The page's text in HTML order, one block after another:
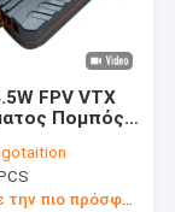
FPV VTX
Πομπός
Εμβέλειας
FPV RC